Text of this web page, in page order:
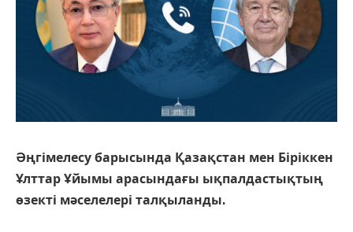
Әңгімелесу барысында Қазақстан мен Біріккен
Ұлттар Ұйымы арасындағы ықпалдастықтың
өзекті мәселелері талқыланды.